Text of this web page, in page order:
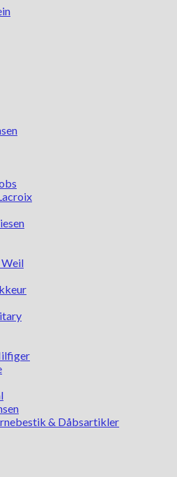
Weil
& Dåbsartikler